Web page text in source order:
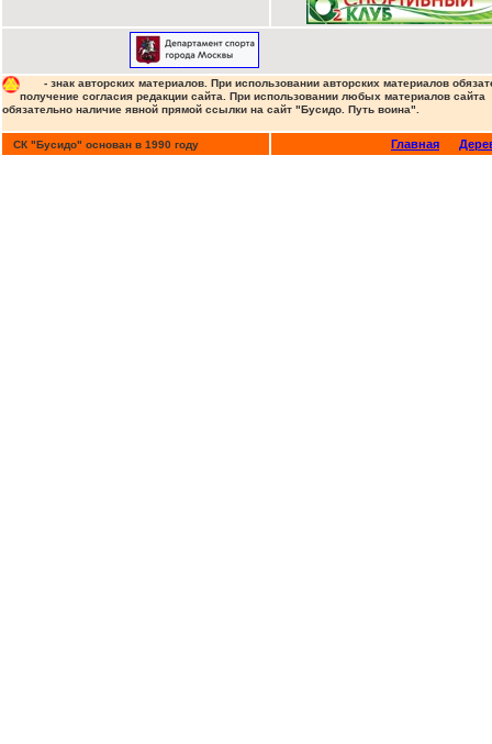
- знак авторских материалов. При использовании авторских материалов
получение согласия редакции сайта. При использовании любых материалов сайта
обязательно наличие явной прямой ссылки на сайт "Бусидо. Путь воина".
СК "Бусидо" основан в 1990 году Главная